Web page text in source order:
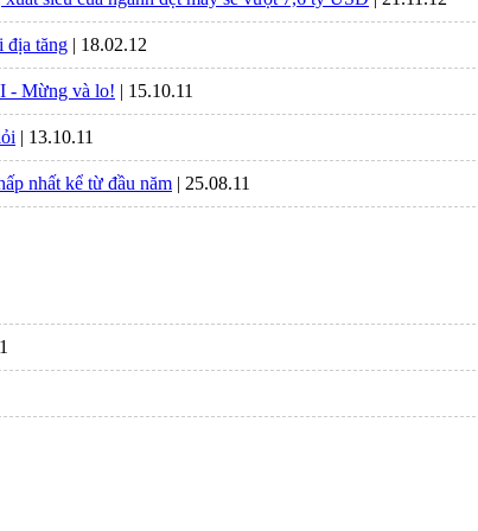
địa tăng | 18.02.12
- Mừng và lo! | 15.10.11
| 13.10.11
nhất kể từ đầu năm | 25.08.11